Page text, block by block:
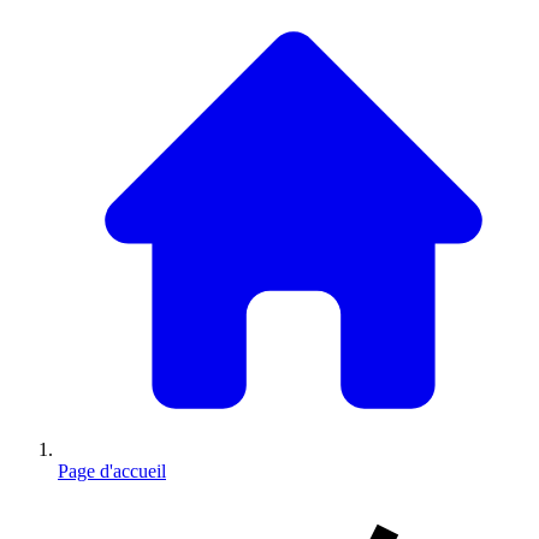
Page d'accueil